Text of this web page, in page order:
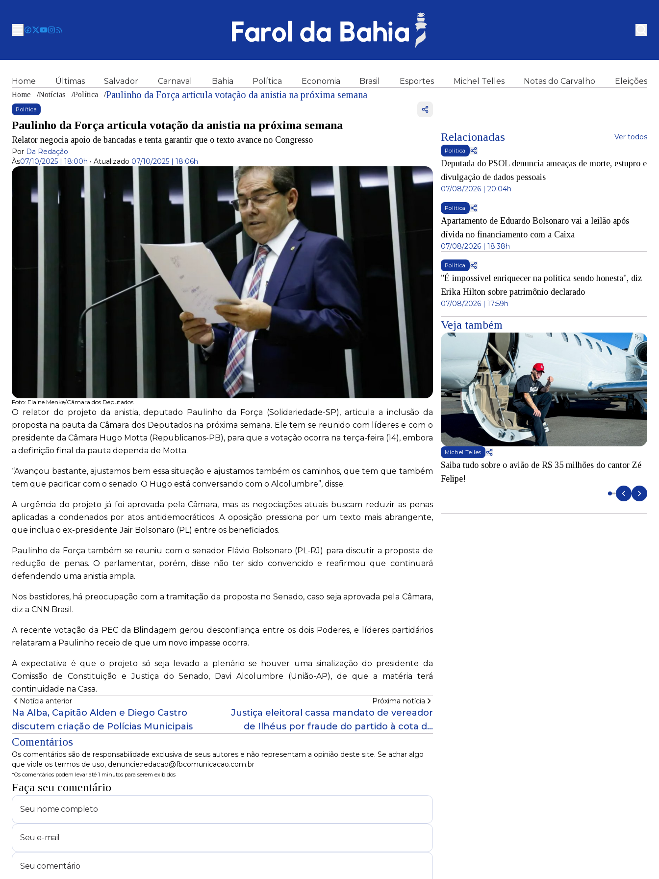
Home Últimas Salvador Carnaval Bahia Política Economia Brasil Esportes Michel Telles Notas do Carvalho Eleições
Home /Notícias /Política /Paulinho da Força articula votação da anistia na próxima semana
Política
Paulinho da Força articula votação da anistia na próxima semana
Relator negocia apoio de bancadas e tenta garantir que o texto avance no Congresso
Por Da Redação
Às07/10/2025 | 18:00h • Atualizado 07/10/2025 | 18:06h
Foto: Elaine Menke/Câmara dos Deputados
O relator do projeto da anistia, deputado Paulinho da Força (Solidariedade-SP), articula a inclusão da
proposta na pauta da Câmara dos Deputados na próxima semana. Ele tem se reunido com líderes e com o
presidente da Câmara Hugo Motta (Republicanos-PB), para que a votação ocorra na terça-feira (14), embora
a definição final da pauta dependa de Motta.
“Avançou bastante, ajustamos bem essa situação e ajustamos também os caminhos, que tem que também
tem que pacificar com o senado. O Hugo está conversando com o Alcolumbre”, disse.
A urgência do projeto já foi aprovada pela Câmara, mas as negociações atuais buscam reduzir as penas
aplicadas a condenados por atos antidemocráticos. A oposição pressiona por um texto mais abrangente,
que inclua o ex-presidente Jair Bolsonaro (PL) entre os beneficiados.
Paulinho da Força também se reuniu com o senador Flávio Bolsonaro (PL-RJ) para discutir a proposta de
redução de penas. O parlamentar, porém, disse não ter sido convencido e reafirmou que continuará
defendendo uma anistia ampla.
Nos bastidores, há preocupação com a tramitação da proposta no Senado, caso seja aprovada pela Câmara,
diz a CNN Brasil.
A recente votação da PEC da Blindagem gerou desconfiança entre os dois Poderes, e líderes partidários
relataram a Paulinho receio de que um novo impasse ocorra.
A expectativa é que o projeto só seja levado a plenário se houver uma sinalização do presidente da
Comissão de Constituição e Justiça do Senado, Davi Alcolumbre (União-AP), de que a matéria terá
continuidade na Casa.
Notícia anterior
Na Alba, Capitão Alden e Diego Castro
discutem criação de Polícias Municipais
Próxima notícia
Justiça eleitoral cassa mandato de vereador
de Ilhéus por fraude do partido à cota de
Comentários
Os comentários são de responsabilidade exclusiva de seus autores e não representam a opinião deste site. Se achar algo
que viole os termos de uso, denuncie:redacao@fbcomunicacao.com.br
*Os comentários podem levar até 1 minutos para serem exibidos
Faça seu comentário
Relacionadas Ver todos
Política
Deputada do PSOL denuncia ameaças de morte, estupro e
divulgação de dados pessoais
07/08/2026 | 20:04h
Política
Apartamento de Eduardo Bolsonaro vai a leilão após
dívida no financiamento com a Caixa
07/08/2026 | 18:38h
Política
"É impossível enriquecer na política sendo honesta", diz
Erika Hilton sobre patrimônio declarado
07/08/2026 | 17:59h
Veja também
Michel Telles
Saiba tudo sobre o avião de R$ 35 milhões do cantor Zé
Felipe!